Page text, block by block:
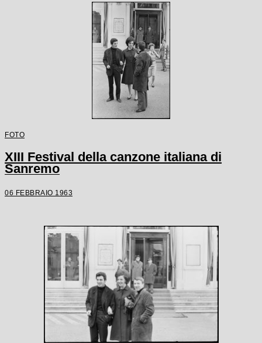
FOTO
XIII Festival della canzone italiana di
Sanremo
06 FEBBRAIO 1963